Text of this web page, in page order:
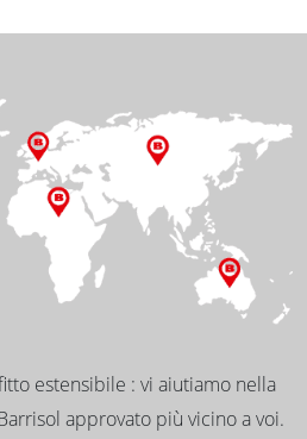
estensibile : vi aiutiamo nella
approvato più vicino a voi.